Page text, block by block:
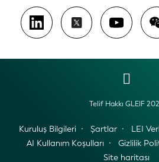
Telif Hakkı GLEIF
Kuruluş Bilgileri Şartlar
LEI
AI Kullanım Koşulları
Gizlilik
Site haritası